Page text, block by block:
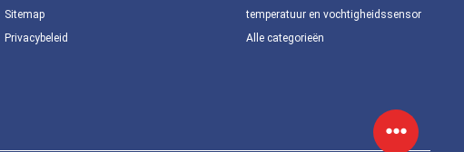
Sitemap
Privacybeleid
temperatuur en vochtigheidssensor
Alle categorieën